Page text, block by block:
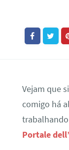
Vejam que
comigo há
Portale